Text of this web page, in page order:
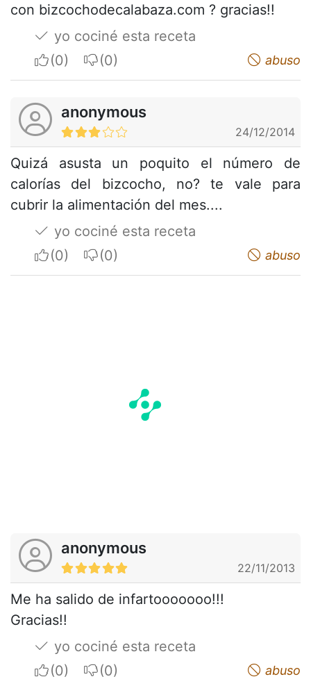
con bizcochodecalabaza.com ? gracias!!
yo cociné esta receta
I apreciateI do not appreciate abuso
anonymous
24/12/2014
Quizá asusta un poquito el número de
calorías del bizcocho, no? te vale para
cubrir la alimentación del mes....
yo cociné esta receta
I apreciateI do not appreciate abuso
anonymous
22/11/2013
Me ha salido de infartooooooo!!!
Gracias!!
yo cociné esta receta
I apreciateI do not appreciate abuso